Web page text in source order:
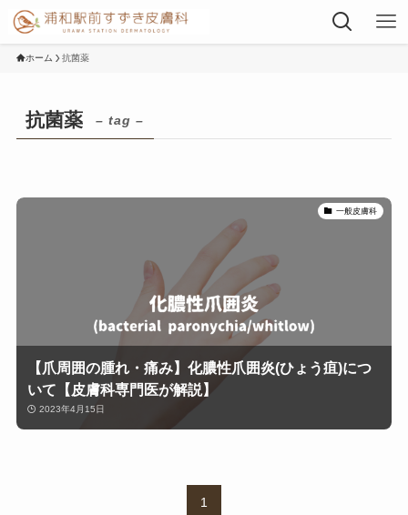
ホーム 抗菌薬
抗菌薬 – tag –
一般皮膚科
【爪周囲の腫れ・痛み】化膿性爪囲炎(ひょう疽)につ
いて【皮膚科専門医が解説】
2023年4月15日
1